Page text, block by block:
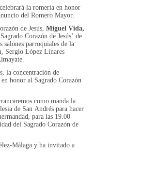
la romería en honor
del Romero Mayor.
de Jesús, Miguel Vida,
Corazón de Jesús’ de
parroquiales de la
Sergio López Linares
la concentración de
honor al Sagrado Corazón
como manda la
de San Andrés para hacer
para las 19.00
del Sagrado Corazón de
Málaga y ha invitado a